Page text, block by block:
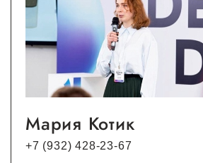
Госзакупки для малого
бизнеса
Каталог югорских франшиз
Инвестору
Самозанятому
Новости УФНС
Мария Котик
+7 (932) 428-23-67